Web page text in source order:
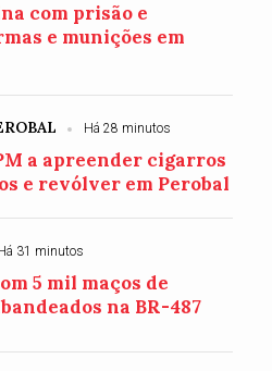
com prisão e
e munições em
Há 28 minutos
a apreender cigarros
e revólver em Perobal
31 minutos
5 mil maços de
na BR-487